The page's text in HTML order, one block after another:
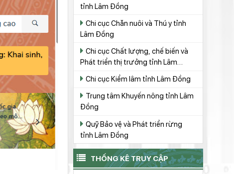
tỉnh Lâm Đồng
Chi cục Chăn nuôi và Thú y tỉnh
Lâm Đồng
Chi cục Chất lượng, chế biến và
Phát triển thị trưởng tỉnh Lâm
Chi cục Kiểm lâm tỉnh Lâm Đồng
Đồng
Quỹ Bảo vệ và Phát triển rừng
tỉnh Lâm Đồng
THỐNG KÊ TRUY CẬP